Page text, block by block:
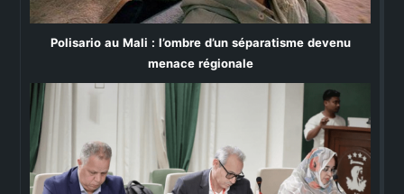
Polisario au Mali : l’ombre d’un séparatisme devenu
menace régionale